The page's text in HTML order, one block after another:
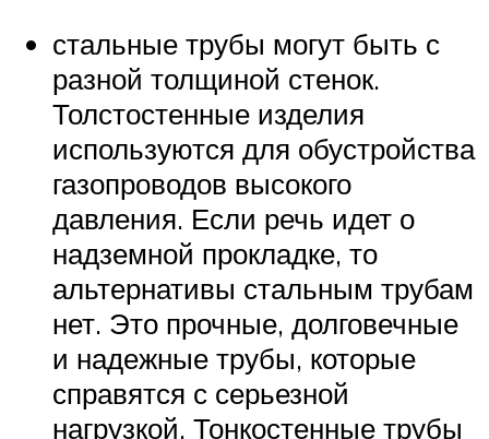
стальные трубы могут быть с
разной толщиной стенок.
Толстостенные изделия
используются для обустройства
газопроводов высокого
давления. Если речь идет о
надземной прокладке, то
альтернативы стальным трубам
нет. Это прочные, долговечные
и надежные трубы, которые
справятся с серьезной
нагрузкой. Тонкостенные трубы